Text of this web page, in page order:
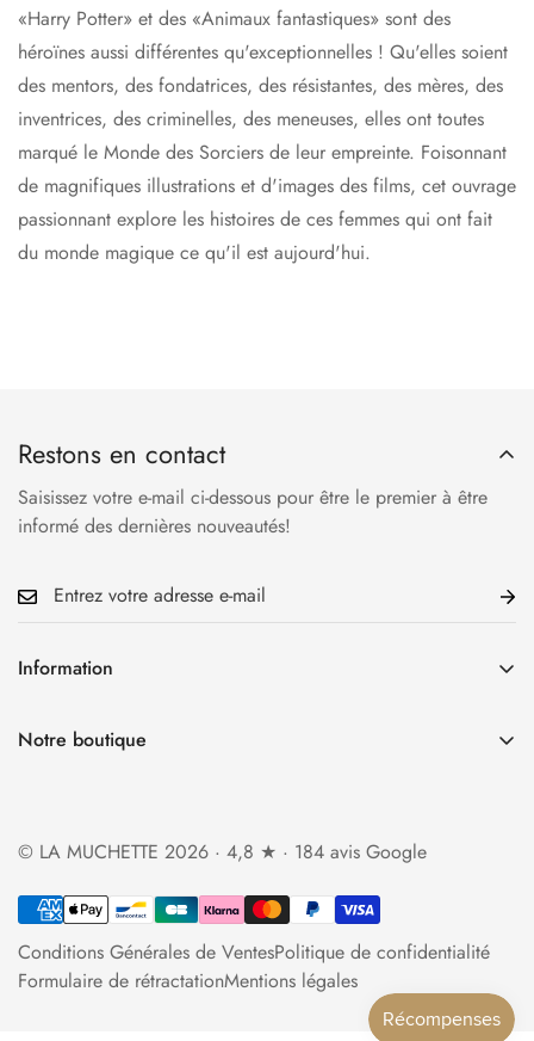
«Harry Potter» et des «Animaux fantastiques» sont des
héroïnes aussi différentes qu'exceptionnelles ! Qu'elles soient
des mentors, des fondatrices, des résistantes, des mères, des
inventrices, des criminelles, des meneuses, elles ont toutes
marqué le Monde des Sorciers de leur empreinte. Foisonnant
de magnifiques illustrations et d'images des films, cet ouvrage
passionnant explore les histoires de ces femmes qui ont fait
du monde magique ce qu'il est aujourd'hui.
Information
La Boutique
Politique de retour et de remboursement
Contact
Notre boutique
de 10h30 à 13h et de 14h à 19h
lamuchette.boutique@gmail.com
Restons en contact
Saisissez votre e-mail ci-dessous pour être le premier à être
informé des dernières nouveautés!
© LA MUCHETTE 2026 · 4,8 ★ · 184 avis Google
Conditions Générales de VentesPolitique de confidentialité
Formulaire de rétractationMentions légales